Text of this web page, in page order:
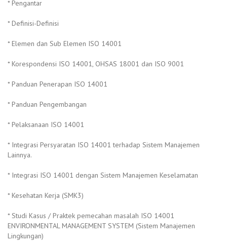
* Pengantar
* Definisi-Definisi
* Elemen dan Sub Elemen ISO 14001
* Korespondensi ISO 14001, OHSAS 18001 dan ISO 9001
* Panduan Penerapan ISO 14001
* Panduan Pengembangan
* Pelaksanaan ISO 14001
* Integrasi Persyaratan ISO 14001 terhadap Sistem Manajemen
Lainnya.
* Integrasi ISO 14001 dengan Sistem Manajemen Keselamatan
* Kesehatan Kerja (SMK3)
* Studi Kasus / Praktek pemecahan masalah ISO 14001
ENVIRONMENTAL MANAGEMENT SYSTEM (Sistem Manajemen
Lingkungan)